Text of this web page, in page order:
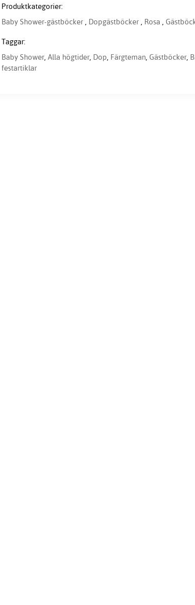
Produktkategorier:
Baby Shower-gästböcker , Dopgästböcker , Rosa ,
Taggar:
Baby Shower, Alla högtider, Dop, Färgteman, Gästböcker,
festartiklar